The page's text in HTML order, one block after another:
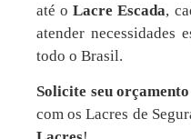
até oLacre Escada,
atender necessidades
todo o Brasil.
Solicite seu
com os Lacres de